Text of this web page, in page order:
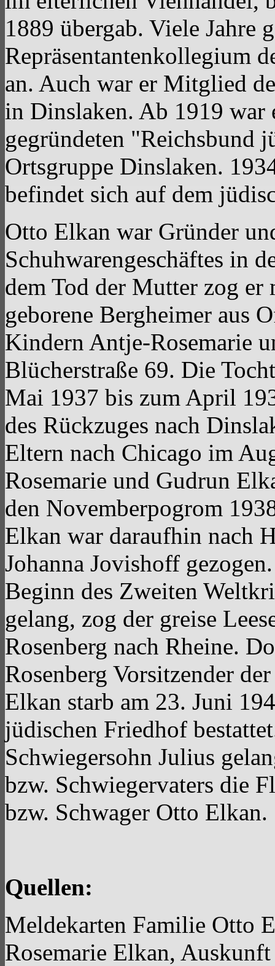
1889 übergab. Viele Jahre
Repräsentantenkollegium
an. Auch war er Mitglied
in Dinslaken. Ab 1919 war
gegründeten "Reichsbund
Ortsgruppe Dinslaken.
befindet sich auf dem
Otto Elkan war Gründer
Schuhwarengeschäftes in
dem Tod der Mutter zog
geborene Bergheimer aus
Kindern Antje-Rosemarie
Blücherstraße 69. Die
Mai 1937 bis zum April
des Rückzuges nach
Eltern nach Chicago im
Rosemarie und Gudrun
den Novemberpogrom
Elkan war daraufhin nach
Johanna Jovishoff
Beginn des Zweiten
gelang, zog der greise
Rosenberg nach Rheine.
Rosenberg Vorsitzender
Elkan starb am 23. Juni
jüdischen Friedhof
Schwiegersohn Julius
bzw. Schwiegervaters die
bzw. Schwager Otto Elkan.
Quellen:
Meldekarten Familie Otto
Rosemarie Elkan,